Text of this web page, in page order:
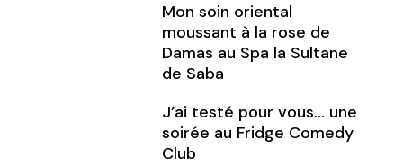
Mon soin oriental
moussant à la rose de
Damas au Spa la Sultane
de Saba
J’ai testé pour vous… une
soirée au Fridge Comedy
Club